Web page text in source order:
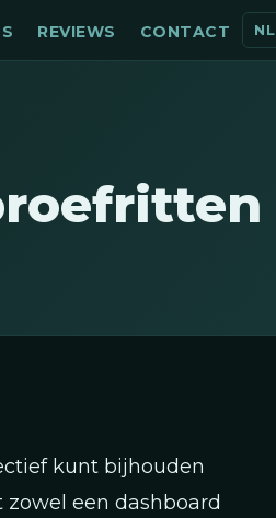
REVIEWS CONTACT NL
kunt bijhouden
een dashboard